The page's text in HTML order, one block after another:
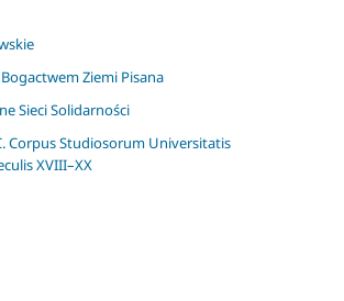
Ziemi Pisana
Sieci Solidarności
Corpus Studiosorum Universitatis
XVIII–XX